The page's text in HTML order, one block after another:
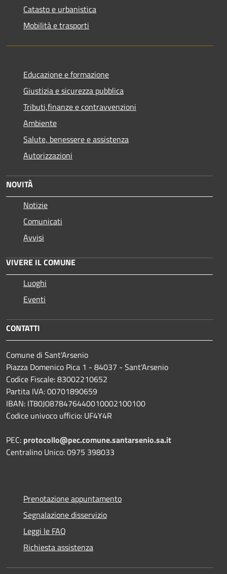
Catasto e urbanistica
Mobilità e trasporti
Educazione e formazione
Giustizia e sicurezza pubblica
Tributi,finanze e contravvenzioni
Ambiente
Salute, benessere e assistenza
Autorizzazioni
NOVITÀ
Notizie
Comunicati
Avvisi
VIVERE IL COMUNE
Luoghi
Eventi
CONTATTI
Comune di Sant'Arsenio
Piazza Domenico Pica 1 - 84037 - Sant'Arsenio
Codice Fiscale: 83002210652
Partita IVA: 00701890659
IBAN: IT80J0878476440010002100100
Codice univoco ufficio: UF4Y4R
PEC: protocollo@pec.comune.santarsenio.sa.it
Centralino Unico: 0975 398033
Prenotazione appuntamento
Segnalazione disservizio
Leggi le FAQ
Richiesta assistenza